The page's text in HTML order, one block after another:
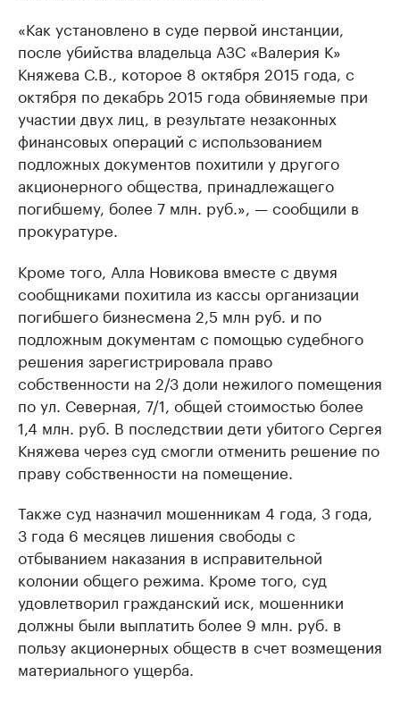
«Как установлено в суде первой инстанции,
после убийства владельца АЗС «Валерия К»
Княжева С.В., которое 8 октября 2015 года, с
октября по декабрь 2015 года обвиняемые при
участии двух лиц, в результате незаконных
финансовых операций с использованием
подложных документов похитили у другого
акционерного общества, принадлежащего
погибшему, более 7 млн. руб.», — сообщили в
прокуратуре.
Кроме того, Алла Новикова вместе с двумя
сообщниками похитила из кассы организации
погибшего бизнесмена 2,5 млн руб. и по
подложным документам с помощью судебного
решения зарегистрировала право
собственности на 2/3 доли нежилого помещения
по ул. Северная, 7/1, общей стоимостью более
1,4 млн. руб. В последствии дети убитого Сергея
Княжева через суд смогли отменить решение по
праву собственности на помещение.
Также суд назначил мошенникам 4 года, 3 года,
3 года 6 месяцев лишения свободы с
отбыванием наказания в исправительной
колонии общего режима. Кроме того, суд
удовлетворил гражданский иск, мошенники
должны были выплатить более 9 млн. руб. в
пользу акционерных обществ в счет возмещения
материального ущерба.